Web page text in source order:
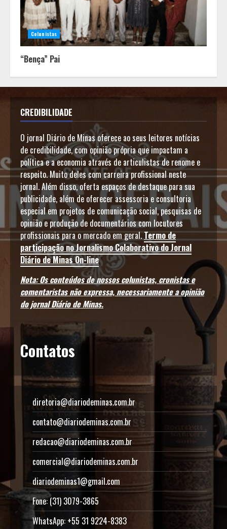
Colunistas
“Bença” Pai
CREDIBILIDADE
O jornal Diário de Minas oferece ao seus leitores notícias
de credibilidade, com opinião própria que impactam a
política e a economia através de articulistas de renome e
respeito. Muito deles com carreira profissional neste
jornal. Além disso, oferta espaços de destaque para sua
publicidade, além de oferecer assessoria e consultoria
especial em projetos de comunicação social, pesquisas de
opinião e produção de documentários com locutores
profissionais para o mercado em geral.Termo de
participação no Jornalismo Colaborativo do Jornal
Diário de Minas On-line
Nota: Os conteúdos de nossos colunistas, cronistas e
comentaristas não expressa, necessariamente a opinião
do jornal Diário de Minas.
Contatos
diretoria@diariodeminas.com.br
contato@diariodeminas.com.br
redacao@diariodeminas.com.br
comercial@diariodeminas.com.br
diariodeminas1@gmail.com
Fone: (31) 3079-3865
WhatsApp: +55 31 9224-8383